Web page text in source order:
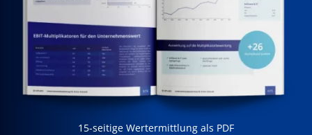
15-seitige Wertermittlung als PDF